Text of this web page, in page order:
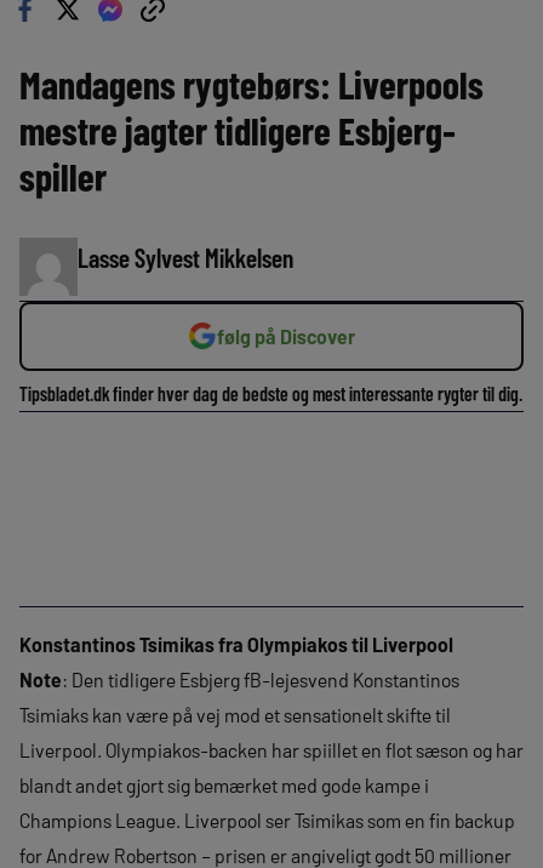
Mandagens rygtebørs: Liverpools
mestre jagter tidligere Esbjerg-
spiller
Lasse Sylvest Mikkelsen
følg på Discover
Tipsbladet.dk finder hver dag de bedste og mest interessante rygter til dig.
Konstantinos Tsimikas fra Olympiakos til Liverpool
Note: Den tidligere Esbjerg fB-lejesvend Konstantinos
Tsimiaks kan være på vej mod et sensationelt skifte til
Liverpool. Olympiakos-backen har spiillet en flot sæson og har
blandt andet gjort sig bemærket med gode kampe i
Champions League. Liverpool ser Tsimikas som en fin backup
for Andrew Robertson – prisen er angiveligt godt 50 millioner